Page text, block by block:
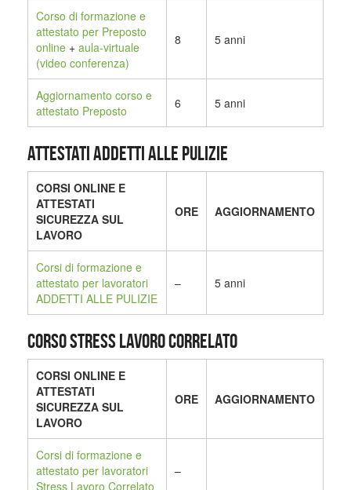
Corso di formazione e
attestato per Preposto
online + aula-virtuale
(video conferenza)
8 5 anni
Aggiornamento corso e
attestato Preposto
6 5 anni
ATTESTATI ADDETTI ALLE PULIZIE
CORSI ONLINE E
ATTESTATI
SICUREZZA SUL
LAVORO
ORE AGGIORNAMENTO
Corsi di formazione e
attestato per lavoratori
ADDETTI ALLE PULIZIE
– 5 anni
CORSO STRESS LAVORO CORRELATO
CORSI ONLINE E
ATTESTATI
SICUREZZA SUL
LAVORO
ORE AGGIORNAMENTO
Corsi di formazione e
attestato per lavoratori
Stress Lavoro Correlato
–